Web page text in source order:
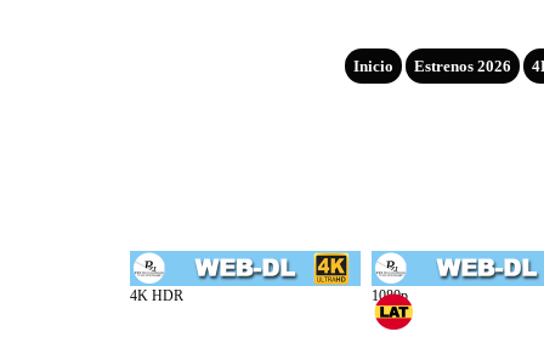
Inicio Estrenos 2026